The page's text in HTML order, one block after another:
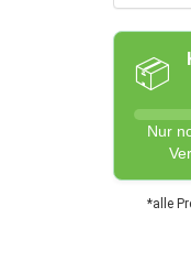
📦
Nur
*alle